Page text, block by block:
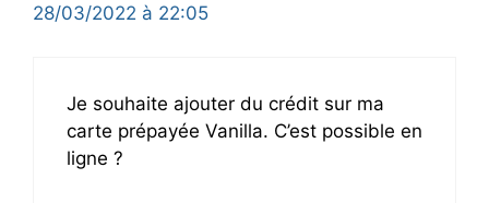
28/03/2022 à 22:05
Je souhaite ajouter du crédit sur ma
carte prépayée Vanilla. C’est possible en
ligne ?